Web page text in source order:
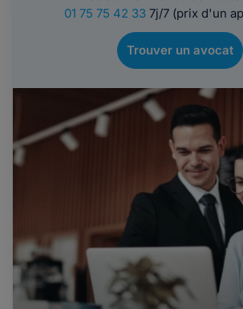
01 75 75 42 337j/7 (prix d'un
Trouver un avocat